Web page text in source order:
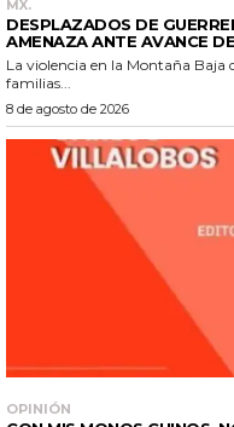
MX.
DESPLAZADOS DE
AMENAZA ANTE AVANCE
La violencia en la Montaña Baja
familias...
8 de agosto de 2026
OPINIÓN